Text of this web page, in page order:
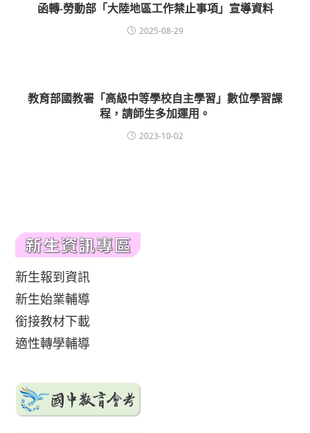
函轉-勞動部「大陸地區工作禁止事項」宣導資料
2025-08-29
教育部國教署「高級中等學校自主學習」數位學習課
程，請師生多加運用。
2023-10-02
新生報到資訊
新生始業輔導
銜接教材下載
適性轉學輔導